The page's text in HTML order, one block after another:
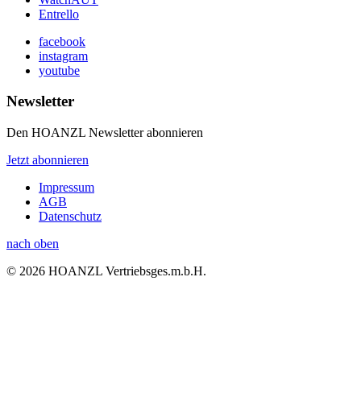
Entrello
facebook
instagram
youtube
Newsletter
Den HOANZL Newsletter abonnieren
Jetzt abonnieren
Impressum
AGB
Datenschutz
nach oben
© 2026 HOANZL Vertriebsges.m.b.H.